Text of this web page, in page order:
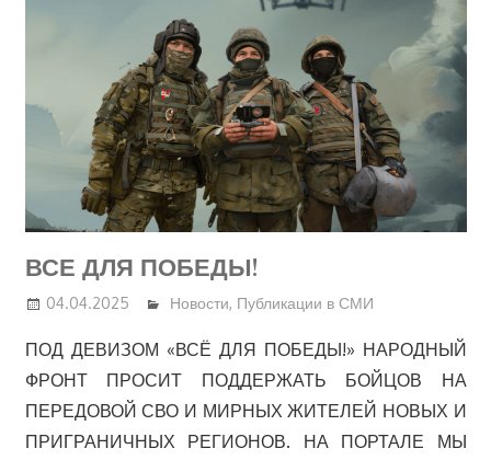
ВСЕ ДЛЯ ПОБЕДЫ!
04.04.2025 Новости, Публикации в СМИ
ПОД ДЕВИЗОМ «ВСЁ ДЛЯ ПОБЕДЫ!» НАРОДНЫЙ
ФРОНТ ПРОСИТ ПОДДЕРЖАТЬ БОЙЦОВ НА
ПЕРЕДОВОЙ СВО И МИРНЫХ ЖИТЕЛЕЙ НОВЫХ И
ПРИГРАНИЧНЫХ РЕГИОНОВ. НА ПОРТАЛЕ МЫ